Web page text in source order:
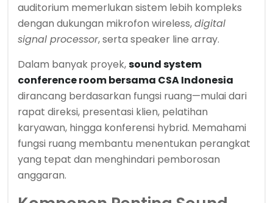
auditorium memerlukan sistem lebih kompleks
dengan dukungan mikrofon wireless,digital
signal processor, serta speaker line array.
Dalam banyak proyek,sound system
conference room bersama CSA Indonesia
dirancang berdasarkan fungsi ruang—mulai dari
rapat direksi, presentasi klien, pelatihan
karyawan, hingga konferensi hybrid. Memahami
fungsi ruang membantu menentukan perangkat
yang tepat dan menghindari pemborosan
anggaran.